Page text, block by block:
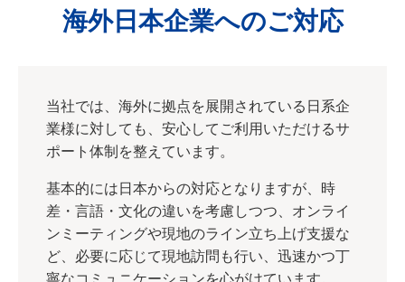
海外日本企業へのご対応
当社では、海外に拠点を展開されている日系企
業様に対しても、安心してご利用いただけるサ
ポート体制を整えています。
基本的には日本からの対応となりますが、時
差・言語・文化の違いを考慮しつつ、オンライ
ンミーティングや現地のライン立ち上げ支援な
ど、必要に応じて現地訪問も行い、迅速かつ丁